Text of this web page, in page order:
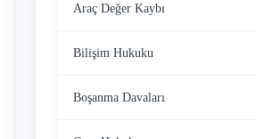
Araç Değer Kaybı
Bilişim Hukuku
Boşanma Davaları